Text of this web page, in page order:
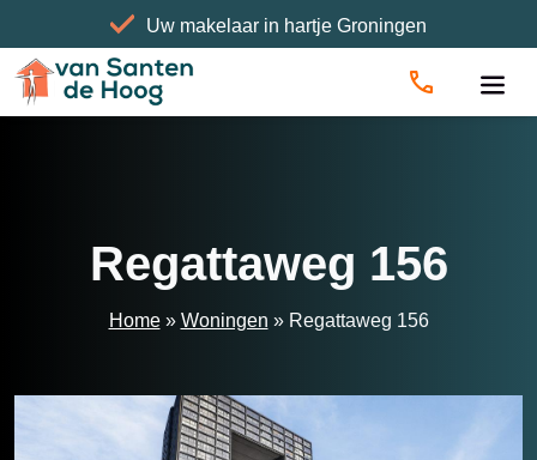
Uw makelaar in hartje Groningen
Woningen »Regattaweg 156
Regattaweg 156
Home» Woningen » Regattaweg 156